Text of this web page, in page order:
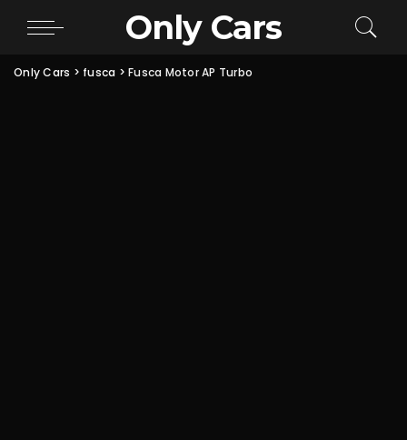
Only Cars
Only Cars > fusca >Fusca Motor AP Turbo